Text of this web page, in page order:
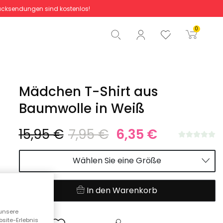
sind kostenlos!
0
Gesamtbetrag 0,00 €
Start der Bestellung
Mädchen T-Shirt aus
Baumwolle in Weiß
15,95 € 7,95 € 6,35 €
Wählen Sie eine Größe
In den Warenkorb
Erlebnis